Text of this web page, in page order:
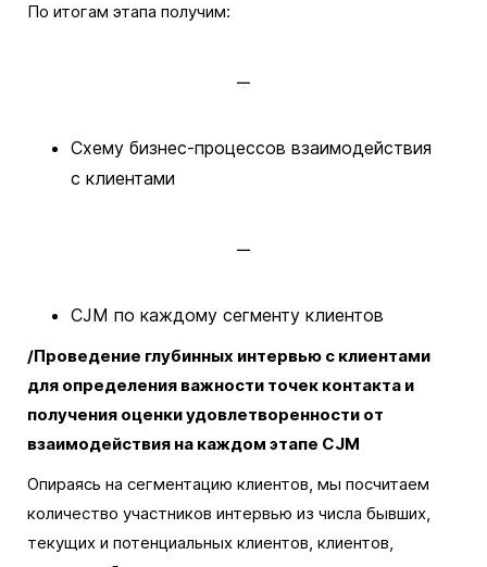
По итогам этапа получим:
Схему бизнес-процессов взаимодействия
с клиентами
CJM по каждому сегменту клиентов
/Проведение глубинных интервью с клиентами
для определения важности точек контакта и
получения оценки удовлетворенности от
взаимодействия на каждом этапе CJM
Опираясь на сегментацию клиентов, мы посчитаем
количество участников интервью из числа бывших,
текущих и потенциальных клиентов, клиентов,